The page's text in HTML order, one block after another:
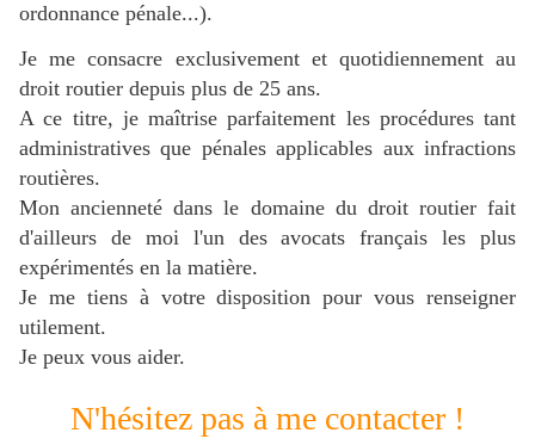
ordonnance pénale...).
Je me consacre exclusivement et quotidiennement au
droit routier depuis plus de 25 ans.
A ce titre, je maîtrise parfaitement les procédures tant
administratives que pénales applicables aux infractions
routières.
Mon ancienneté dans le domaine du droit routier fait
d'ailleurs de moi l'un des avocats français les plus
expérimentés en la matière.
Je me tiens à votre disposition pour vous renseigner
utilement.
Je peux vous aider.
N'hésitez pas à me contacter !